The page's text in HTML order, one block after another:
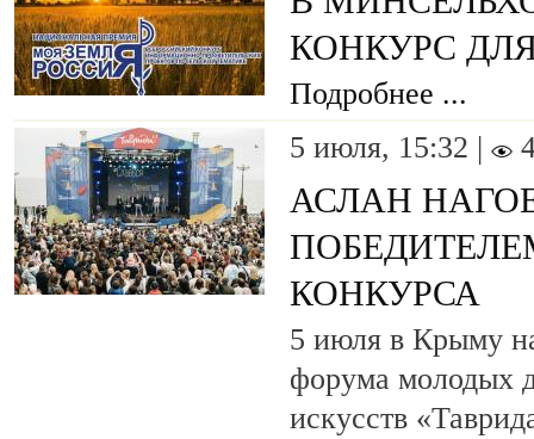
КОНКУРС
Подробнее ...
5 июля, 15:32 |
АСЛАН
КОНКУРСА
5 июля в Крыму
форума молодых
искусств